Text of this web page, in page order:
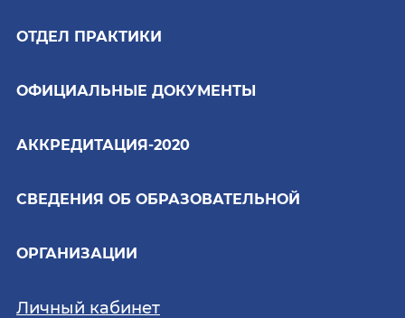
ОТДЕЛ ПРАКТИКИ
ОФИЦИАЛЬНЫЕ ДОКУМЕНТЫ
АККРЕДИТАЦИЯ-2020
СВЕДЕНИЯ ОБ ОБРАЗОВАТЕЛЬНОЙ
ОРГАНИЗАЦИИ
Личный кабинет